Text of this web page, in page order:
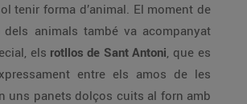
tenir forma d’animal. El moment de
animals també va acompanyat
els rotllos de Sant Antoni, que es
entre els amos de les
uns panets dolços cuits al forn amb